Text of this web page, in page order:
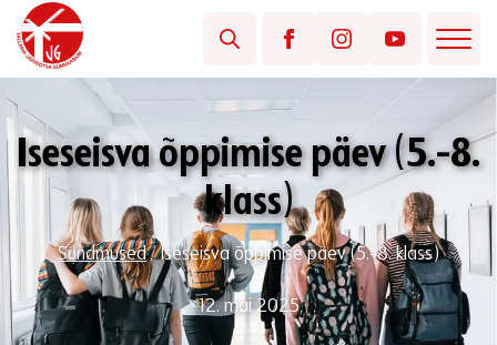
Iseseisva õppimise päev (5.-8.
klass)
Sündmused/Iseseisva õppimise päev (5.-8. klass)
12. mai 2025